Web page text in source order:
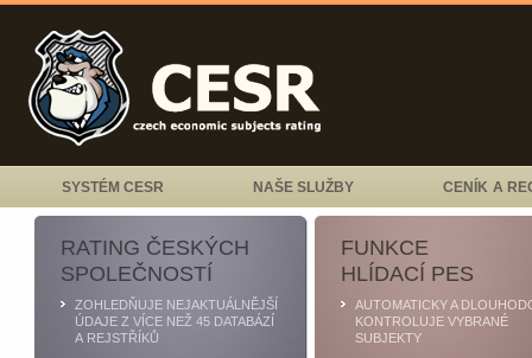
SYSTÉM CESR NAŠE SLUŽBY CENÍK A
RATING ČESKÝCH
SPOLEČNOSTÍ
ZOHLEDŇUJE NEJAKTUÁLNĚJŠÍ
ÚDAJE Z VÍCE NEŽ 45 DATABÁZÍ
A REJSTŘÍKŮ
FUNKCE
HLÍDACÍ PES
AUTOMATICKY A
KONTROLUJE VYBRANÉ
SUBJEKTY